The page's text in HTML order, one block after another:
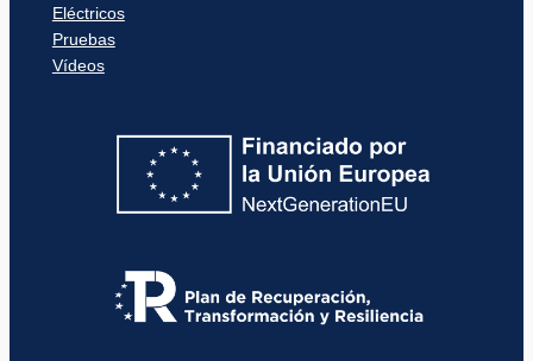
Eléctricos
Pruebas
Vídeos